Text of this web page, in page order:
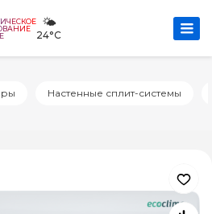
🌤️
24°C
Настенные сплит-системы